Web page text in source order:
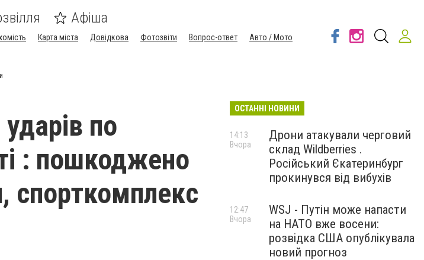
Афіша
Карта міста Довідкова Фотозвіти Вопрос-ответ
Авто / Мото
по
: пошкоджено
спорткомплекс
ОСТАННІ НОВИНИ
Дрони атакували черговий
склад Wildberries .
Російський Єкатеринбург
прокинувся від вибухів
14:13
Вчора
WSJ - Путін може напасти
на НАТО вже восени:
розвідка США опублікувала
новий прогноз
12:47
Вчора